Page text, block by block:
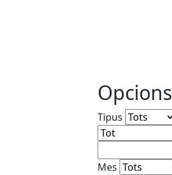
Opcions
Tipus
Mes